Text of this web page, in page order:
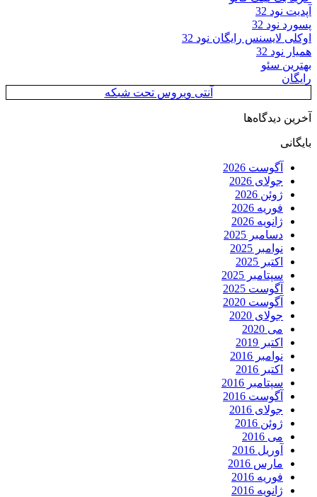
آپدیت نود 32
پسورد نود 32
اوکلی لایسنس رایگان نود 32
همیار نود 32
بهترین سئو
رایگان
آنتی ویروس تحت شبکه
آخرین دیدگاه‌ها
بایگانی
آگوست 2026
جولای 2026
ژوئن 2026
فوریه 2026
ژانویه 2026
دسامبر 2025
نوامبر 2025
اکتبر 2025
سپتامبر 2025
آگوست 2025
آگوست 2020
جولای 2020
می 2020
اکتبر 2019
نوامبر 2016
اکتبر 2016
سپتامبر 2016
آگوست 2016
جولای 2016
ژوئن 2016
می 2016
آوریل 2016
مارس 2016
فوریه 2016
ژانویه 2016